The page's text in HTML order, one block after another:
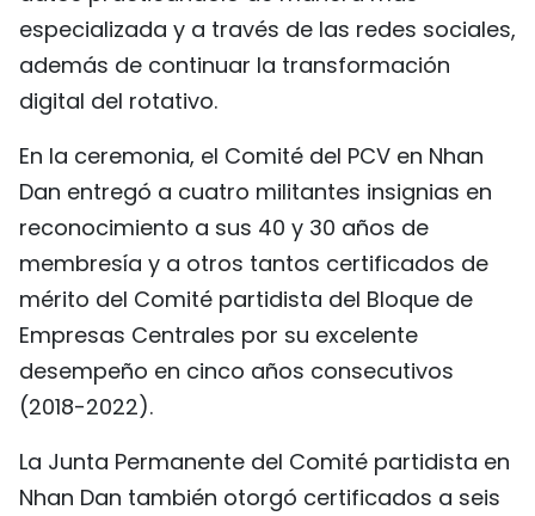
especializada y a través de las redes sociales,
además de continuar la transformación
digital del rotativo.
En la ceremonia, el Comité del PCV en Nhan
Dan entregó a cuatro militantes insignias en
reconocimiento a sus 40 y 30 años de
membresía y a otros tantos certificados de
mérito del Comité partidista del Bloque de
Empresas Centrales por su excelente
desempeño en cinco años consecutivos
(2018-2022).
La Junta Permanente del Comité partidista en
Nhan Dan también otorgó certificados a seis